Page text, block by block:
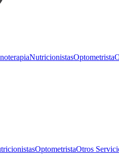
NutricionistasOptometrista
OptometristaOtros